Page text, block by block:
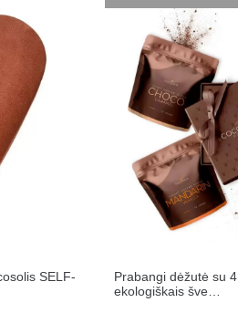
SELF-
Prabangi dėžutė su
ekologiškais šve…